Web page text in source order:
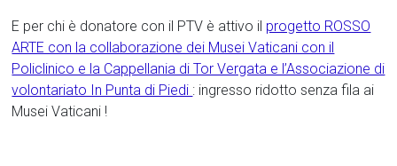
E per chi è donatore con il PTV è attivo il progetto ROSSO
ARTE con la collaborazione dei Musei Vaticani con il
Policlinico e la Cappellania di Tor Vergata e l’Associazione di
volontariato In Punta di Piedi : ingresso ridotto senza fila ai
Musei Vaticani !